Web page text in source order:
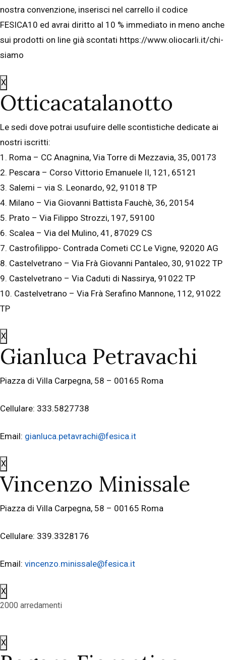
nostra convenzione, inserisci nel carrello il codice
FESICA10 ed avrai diritto al 10 % immediato in meno anche
sui prodotti on line già scontati https://www.oliocarli.it/chi-
siamo
X
Otticacatalanotto
Le sedi dove potrai usufuire delle scontistiche dedicate ai
nostri iscritti:
1. Roma – CC Anagnina, Via Torre di Mezzavia, 35, 00173
2. Pescara – Corso Vittorio Emanuele II, 121, 65121
3. Salemi – via S. Leonardo, 92, 91018 TP
4. Milano – Via Giovanni Battista Fauchè, 36, 20154
5. Prato – Via Filippo Strozzi, 197, 59100
6. Scalea – Via del Mulino, 41, 87029 CS
7. Castrofilippo- Contrada Cometi CC Le Vigne, 92020 AG
8. Castelvetrano – Via Frà Giovanni Pantaleo, 30, 91022 TP
9. Castelvetrano – Via Caduti di Nassirya, 91022 TP
10. Castelvetrano – Via Frà Serafino Mannone, 112, 91022
TP
X
Gianluca Petravachi
Piazza di Villa Carpegna, 58 – 00165 Roma
Cellulare: 333.5827738
Email: gianluca.petavrachi@fesica.it
X
Vincenzo Minissale
Piazza di Villa Carpegna, 58 – 00165 Roma
Cellulare: 339.3328176
Email: vincenzo.minissale@fesica.it
X
2000 arredamenti
X